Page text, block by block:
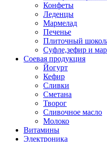
Конфеты
Леденцы
Мармелад
Печенье
Плиточный
Суфле,зефир и
Соевая продукция
Йогурт
Кефир
Сливки
Сметана
Творог
Сливочное масло
Молоко
Витамины
Электроника